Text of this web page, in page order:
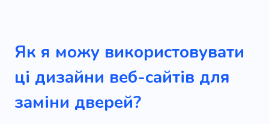
Надзвичайна ситуація
Заміна замка
Гараж
Замок Ворота
Тривога
Електроударні системи
Як я можу використовувати
ці дизайни веб-сайтів для
заміни дверей?